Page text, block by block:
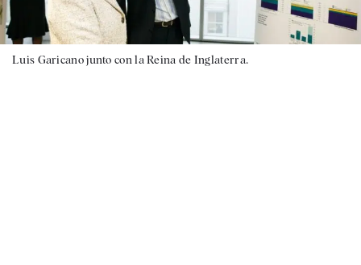
Luis Garicano junto con la Reina de Inglaterra.